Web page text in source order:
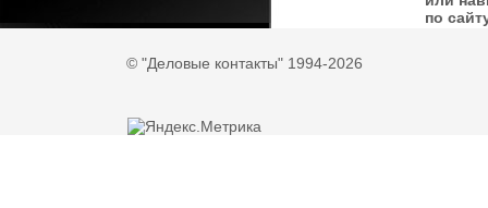
по
© "Деловые контакты" 1994-2026